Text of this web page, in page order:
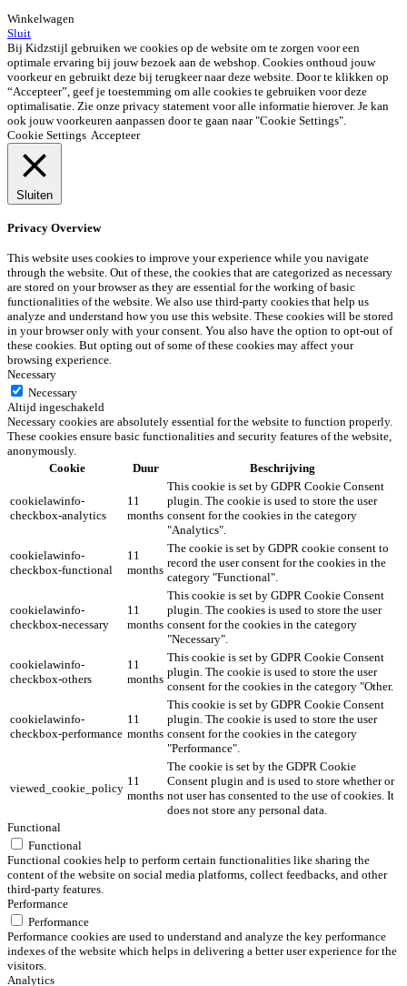
Winkelwagen
Sluit
Bij Kidzstijl gebruiken we cookies op de website om te zorgen voor een
optimale ervaring bij jouw bezoek aan de webshop. Cookies onthoud jouw
voorkeur en gebruikt deze bij terugkeer naar deze website. Door te klikken op
“Accepteer”, geef je toestemming om alle cookies te gebruiken voor deze
optimalisatie. Zie onze privacy statement voor alle informatie hierover. Je kan
ook jouw voorkeuren aanpassen door te gaan naar "Cookie Settings".
Cookie Settings Accepteer
Sluiten
Privacy Overview
This website uses cookies to improve your experience while you navigate
through the website. Out of these, the cookies that are categorized as necessary
are stored on your browser as they are essential for the working of basic
functionalities of the website. We also use third-party cookies that help us
analyze and understand how you use this website. These cookies will be stored
in your browser only with your consent. You also have the option to opt-out of
these cookies. But opting out of some of these cookies may affect your
browsing experience.
Necessary
Necessary
Altijd ingeschakeld
Necessary cookies are absolutely essential for the website to function properly.
These cookies ensure basic functionalities and security features of the website,
anonymously.
Cookie
Duur Beschrijving
cookielawinfo-
checkbox-analytics
11
months
This cookie is set by GDPR Cookie Consent
plugin. The cookie is used to store the user
consent for the cookies in the category
"Analytics".
cookielawinfo-
checkbox-functional
11
months
The cookie is set by GDPR cookie consent to
record the user consent for the cookies in the
category "Functional".
cookielawinfo-
checkbox-necessary
11
months
This cookie is set by GDPR Cookie Consent
plugin. The cookies is used to store the user
consent for the cookies in the category
"Necessary".
cookielawinfo-
checkbox-others
11
months
This cookie is set by GDPR Cookie Consent
plugin. The cookie is used to store the user
consent for the cookies in the category "Other.
cookielawinfo-
checkbox-performance
11
months
This cookie is set by GDPR Cookie Consent
plugin. The cookie is used to store the user
consent for the cookies in the category
"Performance".
viewed_cookie_policy
11
months
The cookie is set by the GDPR Cookie
Consent plugin and is used to store whether or
not user has consented to the use of cookies. It
does not store any personal data.
Functional
Functional
Functional cookies help to perform certain functionalities like sharing the
content of the website on social media platforms, collect feedbacks, and other
third-party features.
Performance
Performance
Performance cookies are used to understand and analyze the key performance
indexes of the website which helps in delivering a better user experience for the
visitors.
Analytics